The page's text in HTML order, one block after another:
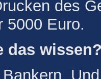
des
5000 Euro.
das